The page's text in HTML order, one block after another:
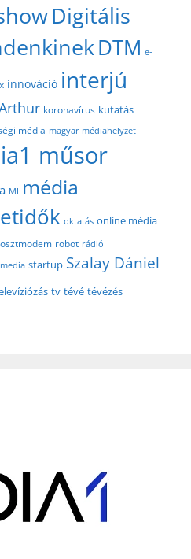
Digitális
DTM e-
innováció interjú
koronavírus kutatás
média magyar médiahelyzet
műsor
MI média
oktatás online média
robot rádió
startup Szalay Dániel
tv tévé tévézés